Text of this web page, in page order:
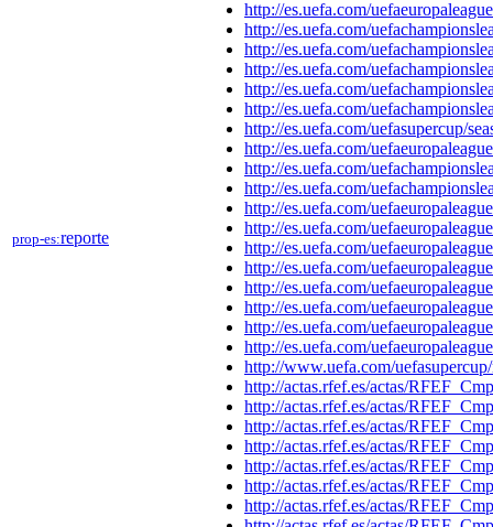
prop-es:reporte
http://es.uefa.com/
http://es.uefa.com/
http://es.uefa.com/
http://es.uefa.com/
http://es.uefa.com/
http://es.uefa.com/
http://es.uefa.com/uefasupercup/
http://es.uefa.com/
http://es.uefa.com/
http://es.uefa.com/
http://es.uefa.com/
http://es.uefa.com/
http://es.uefa.com/
http://es.uefa.com/
http://es.uefa.com/
http://es.uefa.com/
http://es.uefa.com/
http://es.uefa.com/
http://www.uefa.com/
http://actas.rfef.es/actas/
http://actas.rfef.es/actas/
http://actas.rfef.es/actas/
http://actas.rfef.es/actas/
http://actas.rfef.es/actas/
http://actas.rfef.es/actas/
http://actas.rfef.es/actas/